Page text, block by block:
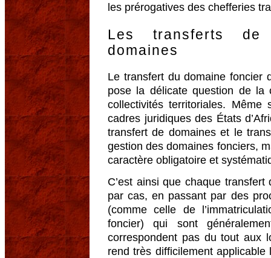
les prérogatives des chefferies
Les transferts de
domaines
Le transfert du domaine foncier
pose la délicate question de la
collectivités territoriales. Même
cadres juridiques des États
transfert de domaines et le
gestion des domaines fonciers,
caractère obligatoire et
C’est ainsi que chaque
par cas, en passant par des
(comme celle de
foncier) qui sont
correspondent pas du tout aux
rend très difficilement